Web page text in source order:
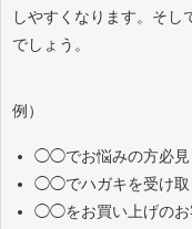
しやすくなります。そし
でしょう。
例）
◯◯でお悩みの方必見
◯◯でハガキを受け取
◯◯をお買い上げのお